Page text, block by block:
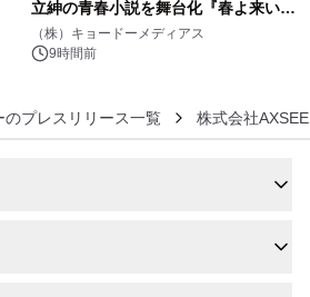
立紳の青春小説を舞台化『春よ来い、
マジで来い』キービジュアル解禁！
（株）キョードーメディアス
9時間前
のプレスリリース一覧 株式会社